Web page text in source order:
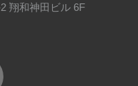
翔和神田ビル 6F